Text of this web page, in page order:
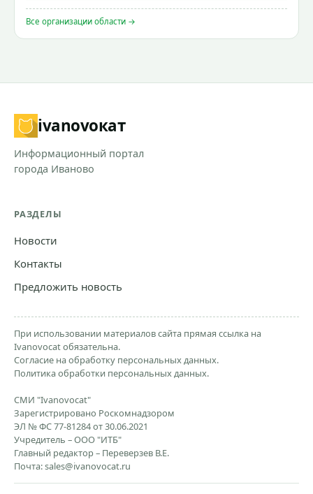
Все организации области →
ivanovoкат
Информационный портал
города Иваново
РАЗДЕЛЫ
Новости
Контакты
Предложить новость
При использовании материалов сайта прямая ссылка на
Ivanovocat обязательна.
Согласие на обработку персональных данных.
Политика обработки персональных данных.
СМИ "Ivanovocat"
Зарегистрировано Роскомнадзором
ЭЛ № ФС 77-81284 от 30.06.2021
Учредитель – ООО "ИТБ"
Главный редактор – Переверзев В.Е.
Почта:sales@ivanovocat.ru